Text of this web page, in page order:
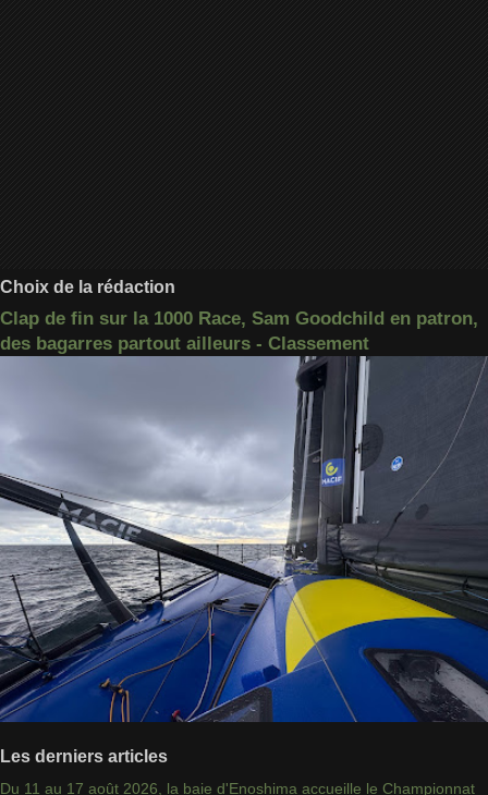
Choix de la rédaction
Clap de fin sur la 1000 Race, Sam Goodchild en patron,
des bagarres partout ailleurs - Classement
Les derniers articles
Du 11 au 17 août 2026, la baie d'Enoshima accueille le Championnat